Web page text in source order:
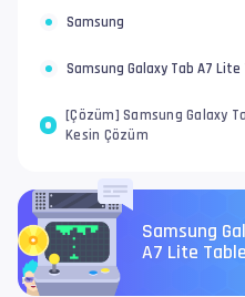
Samsung
Samsung Galaxy Tab A7
[Çözüm] Samsung Galaxy
Kesin Çözüm
Samsung
A7 Lite